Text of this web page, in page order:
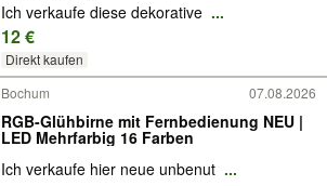
Ich verkaufe diese dekorative ...
12 €
Direkt kaufen
Bochum
07.08.2026
RGB-Glühbirne mit Fernbedienung NEU |
LED Mehrfarbig 16 Farben
Ich verkaufe hier neue unbenut ...